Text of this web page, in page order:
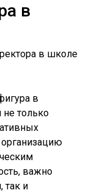
в
в
не только
организацию
важно
так и